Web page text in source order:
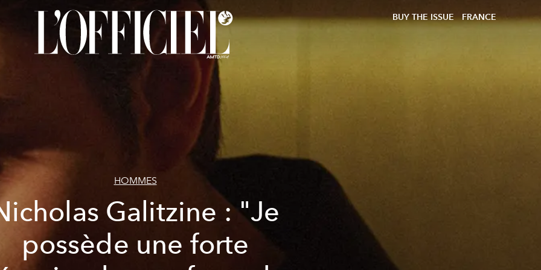
BUY THE ISSUE FRANCE
HOMMES
Galitzine : "Je
possède une forte